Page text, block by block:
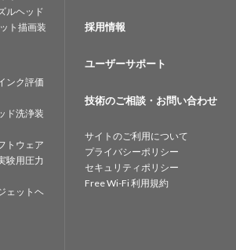
ルヘッド
ト描画装
ンク評価
ド洗浄装
トウェア
験用圧力
ェットヘ
採用情報
ユーザーサポート
技術のご相談・お問い合わせ
サイトのご利用について
プライバシーポリシー
セキュリティポリシー
Free Wi-Fi 利用規約